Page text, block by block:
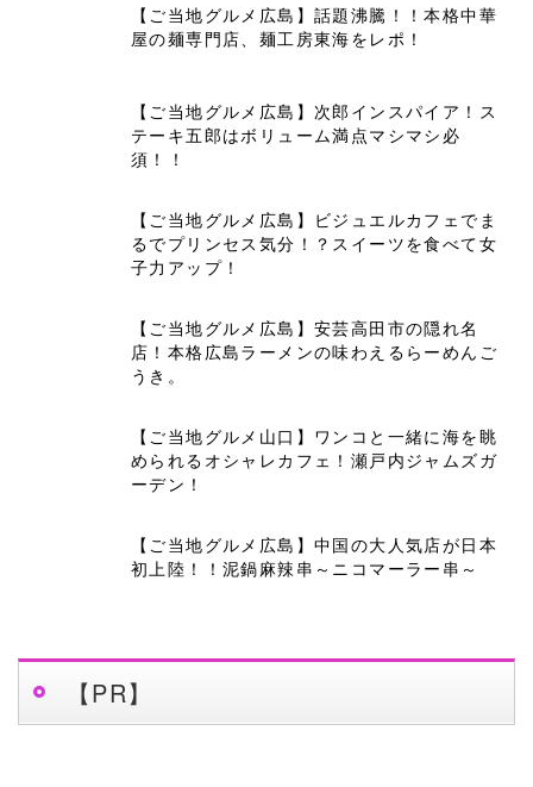
【ご当地グルメ広島】話題沸騰！！本格中華
屋の麺専門店、麺工房東海をレポ！
【ご当地グルメ広島】次郎インスパイア！ス
テーキ五郎はボリューム満点マシマシ必
須！！
【ご当地グルメ広島】ビジュエルカフェでま
るでプリンセス気分！？スイーツを食べて女
子力アップ！
【ご当地グルメ広島】安芸高田市の隠れ名
店！本格広島ラーメンの味わえるらーめんご
うき。
【ご当地グルメ山口】ワンコと一緒に海を眺
められるオシャレカフェ！瀬戸内ジャムズガ
ーデン！
【ご当地グルメ広島】中国の大人気店が日本
初上陸！！泥鍋麻辣串～ニコマーラー串～
【PR】